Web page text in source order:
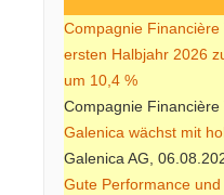
Compagnie
ersten Halbjahr 2026
um 10,4 %
Compagnie
Galenica wächst mit
Galenica AG,
Gute Performance